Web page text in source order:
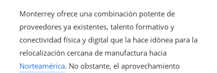
Monterrey ofrece una combinación potente de
proveedores ya existentes, talento formativo y
conectividad física y digital que la hace idónea para la
relocalización cercana de manufactura hacia
Norteamérica. No obstante, el aprovechamiento